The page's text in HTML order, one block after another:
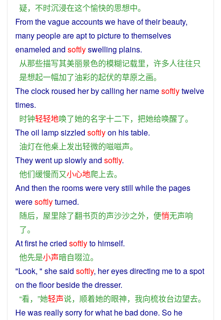
疑， 不时沉浸在这个愉快的思想中。
Fromthevagueaccountswe have oftheirbeauty,
manypeopleareapttopicturetothemselves
enameled and softlyswelling plains.
从那些描写其美丽景色的模糊记载里， 许多人往往只
是想起一幅加了油彩的起伏的草原之画。
Theclock roused herbycalling her namesoftlytwelve
times.
时钟轻轻地唤了她的名字十二下， 把她给唤醒了。
Theoil lampsizzled softlyon histable.
油灯在他桌上发出轻微的嗞嗞声。
Theywent upslowlyand softly.
他们缓慢而又小心地爬上去。
And then the roomswerevery still while thepages
weresoftlyturned.
随后， 屋里除了翻书页的声沙沙之外， 便悄无声响
了。
Atfirst hecried softlyto himself.
他先是小声暗自啜泣。
"Look, " shesaid softly, hereyesdirecting metoa spot
on the floorbesidethedresser.
“看，”她轻声说， 顺着她的眼神， 我向梳妆台边望去。
Hewas reallysorryforwhat hebad done. So he